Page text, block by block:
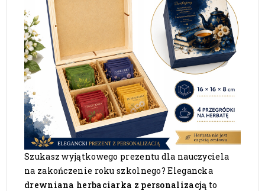
Szukasz wyjątkowego prezentu dla nauczyciela
na zakończenie roku szkolnego? Elegancka
drewniana herbaciarka z personalizacją to